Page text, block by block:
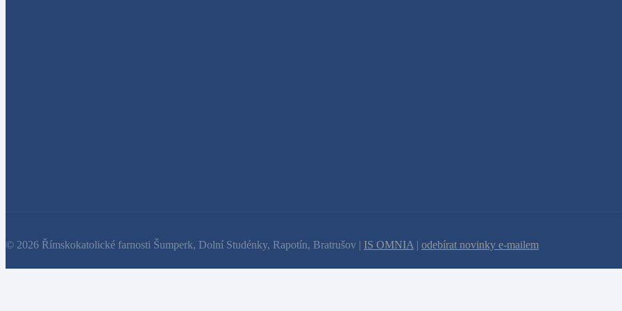
© 2026 Římskokatolické farnosti Šumperk, Dolní Studénky, Rapotín, Bratrušov | IS OMNIA | odebírat novinky e-mailem